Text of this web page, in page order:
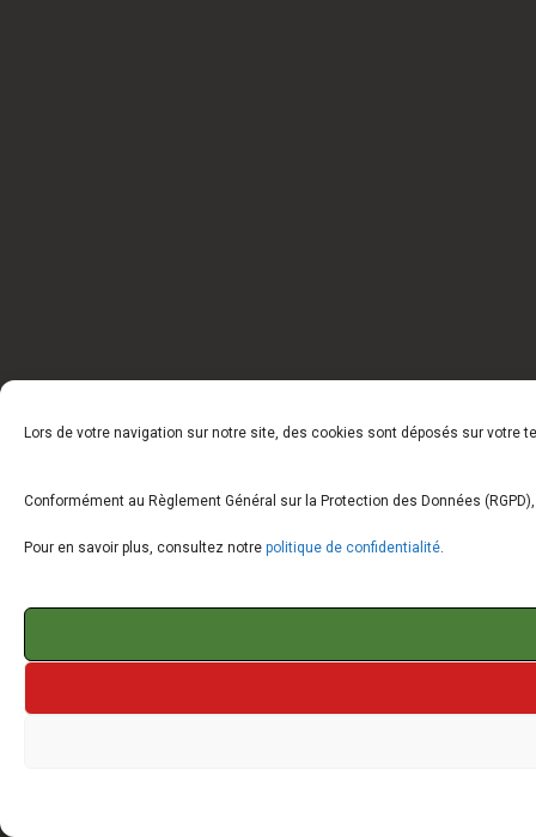
Lors de votre navigation sur notre site, des cookies sont déposés sur votre
Conformément au Règlement Général sur la Protection des Données
Pour en savoir plus, consultez notre politique de confidentialité.